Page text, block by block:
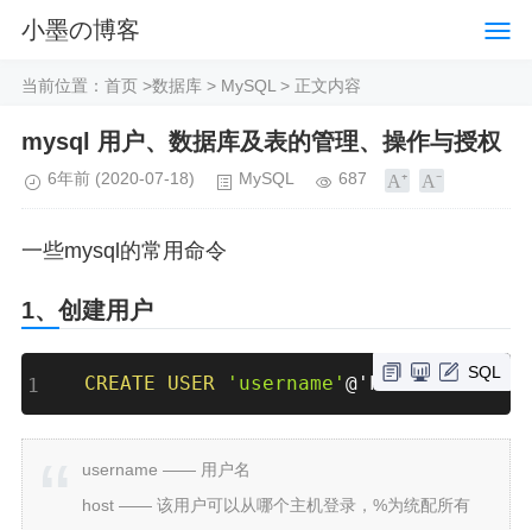
小墨の博客
当前位置： 首页 >数据库 > MySQL > 正文内容
mysql 用户、数据库及表的管理、操作与授权
6年前 (2020-07-18) MySQL 687
一些mysql的常用命令
1、创建用户
SQL
CREATE USER 'username'@'host'
username —— 用户名
host —— 该用户可以从哪个主机登录，%为统配所有